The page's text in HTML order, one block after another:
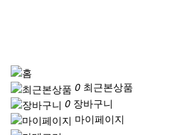
0 최근본상품
0 장바구니
마이페이지